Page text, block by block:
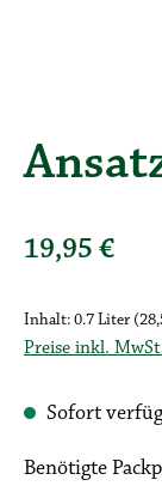
Regulärer Preis:
19,95 €
Inhalt: 0.7 Liter
Preise inkl.
Sofort
Benötigte